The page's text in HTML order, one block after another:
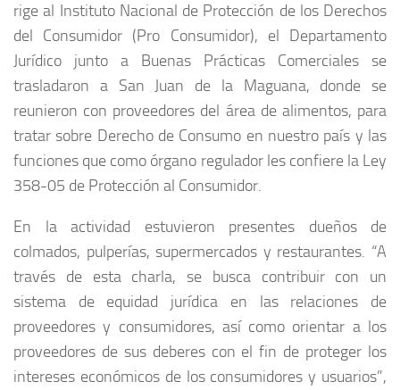
rige al Instituto Nacional de Protección de los Derechos
del Consumidor (Pro Consumidor), el Departamento
Jurídico junto a Buenas Prácticas Comerciales se
trasladaron a San Juan de la Maguana, donde se
reunieron con proveedores del área de alimentos, para
tratar sobre Derecho de Consumo en nuestro país y las
funciones que como órgano regulador les confiere la Ley
358-05 de Protección al Consumidor.
En la actividad estuvieron presentes dueños de
colmados, pulperías, supermercados y restaurantes. “A
través de esta charla, se busca contribuir con un
sistema de equidad jurídica en las relaciones de
proveedores y consumidores, así como orientar a los
proveedores de sus deberes con el fin de proteger los
intereses económicos de los consumidores y usuarios”,